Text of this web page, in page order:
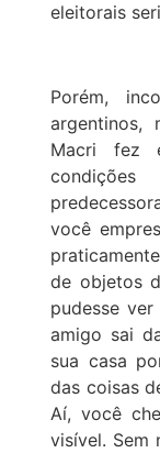
eleitorais
Porém,
Macri fez
você
de objetos
pudesse
amigo sai
sua casa
das coisas
Aí, você
visível. Sem